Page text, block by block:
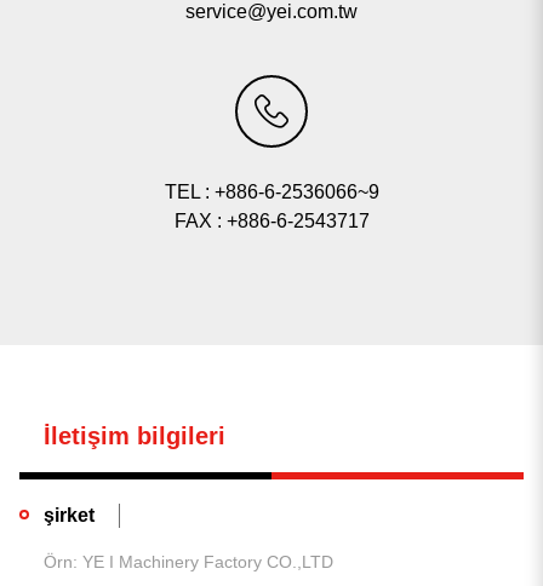
0sonuç bulundu
Sonuç yok, Lütfen tüm kelimelerin doğru yazıldığından
service@yei.com.tw
TEL : +886-6-2536066~9
FAX : +886-6-2543717
İletişim bilgileri
şirket